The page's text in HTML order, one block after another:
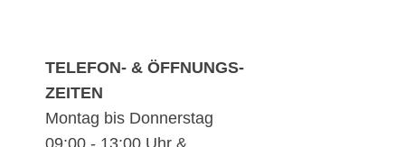
TELEFON- & ÖFFNUNGS-
ZEITEN
Montag bis Donnerstag
09:00 - 13:00 Uhr &